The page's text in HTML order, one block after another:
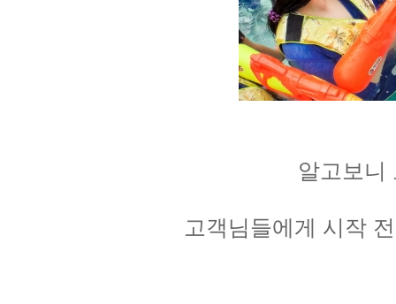
알고보니
고객님들에게 시작